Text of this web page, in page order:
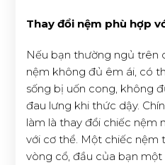
Thay đổi nệm phù hợp
Nếu bạn thường ngủ trên
nệm không đủ êm ái, có
sống bị uốn cong, không
đau lưng khi thức dậy.
làm là thay đổi chiếc nệm
với cơ thể. Một chiếc nệm
vòng cổ, đầu của bạn